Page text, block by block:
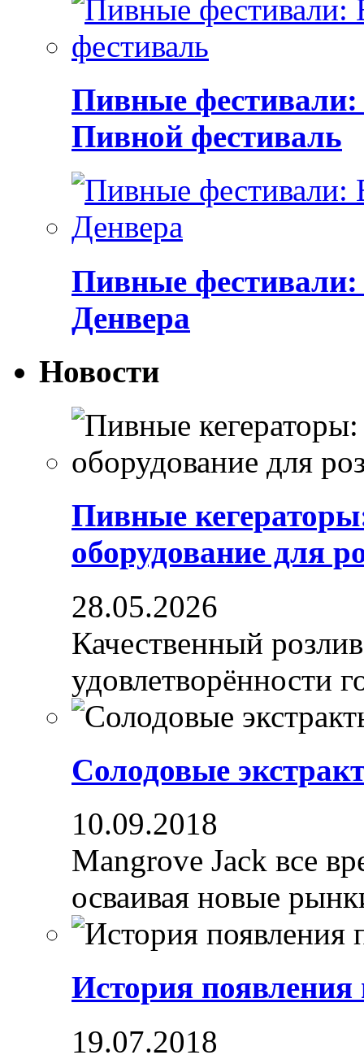
Пивные
Пивной фестиваль
Пивные фестивали:
Денвера
Новости
Пивные
оборудование для
28.05.2026
Качественный
удовлетворённости
Солодовые
10.09.2018
Mangrove Jack все
осваивая новые
История появления
19.07.2018